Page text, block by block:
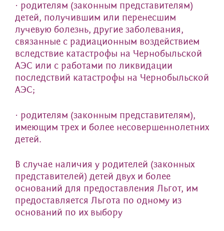
· родителям (законным представителям)
детей, получившим или перенесшим
лучевую болезнь, другие заболевания,
связанные с радиационным воздействием
вследствие катастрофы на Чернобыльской
АЭС или с работами по ликвидации
последствий катастрофы на Чернобыльской
АЭС;
· родителям (законным представителям),
имеющим трех и более несовершеннолетних
детей.
В случае наличия у родителей (законных
представителей) детей двух и более
оснований для предоставления Льгот, им
предоставляется Льгота по одному из
оснований по их выбору